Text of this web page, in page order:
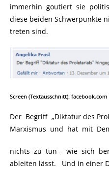
immerhin goutiert sie
diese beiden Schwerpunkte
treten sind.
Screen (Textausschnitt): facebook.com
Der Begriff „Diktatur des
Marxismus und hat mit
nichts zu tun – wie sich
ableiten lässt. Und in einer